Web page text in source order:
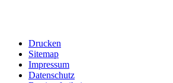
Drucken
Sitemap
Impressum
Datenschutz